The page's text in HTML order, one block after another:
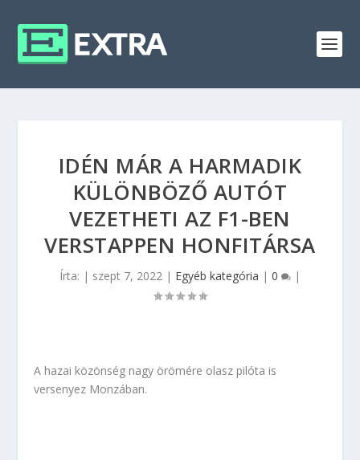
IDÉN MÁR A HARMADIK
KÜLÖNBÖZŐ AUTÓT
VEZETHETI AZ F1-BEN
VERSTAPPEN HONFITÁRSA
Írta: | szept 7, 2022 | Egyéb kategória | 0 |
A hazai közönség nagy örömére olasz pilóta is
versenyez Monzában.